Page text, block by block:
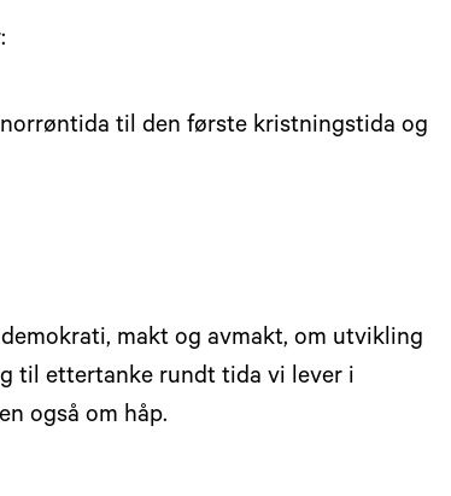
til den første kristningstida og
makt og avmakt, om utvikling
til ettertanke rundt tida vi lever i
også om håp.